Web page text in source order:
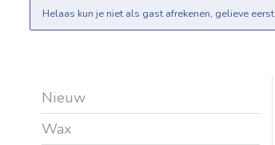
Helaas kun je niet als gast afrekenen, gelieve eerst
Nieuw
Wax